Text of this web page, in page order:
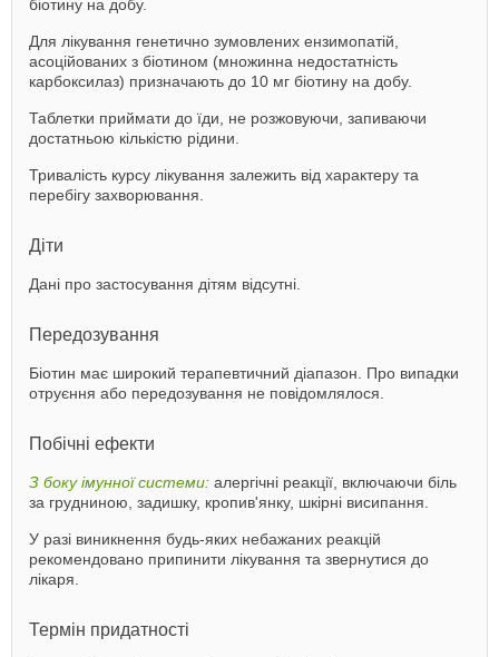
біотину на добу.
Для лікування генетично зумовлених ензимопатій,
асоційованих з біотином (множинна недостатність
карбоксилаз) призначають до 10 мг біотину на добу.
Таблетки приймати до їди, не розжовуючи, запиваючи
достатньою кількістю рідини.
Тривалість курсу лікування залежить від характеру та
перебігу захворювання.
Діти
Дані про застосування дітям відсутні.
Передозування
Біотин має широкий терапевтичний діапазон. Про випадки
отруєння або передозування не повідомлялося.
Побічні ефекти
З боку імунної системи: алергічні реакції, включаючи біль
за грудниною, задишку, кропив'янку, шкірні висипання.
У разі виникнення будь-яких небажаних реакцій
рекомендовано припинити лікування та звернутися до
лікаря.
Термін придатності